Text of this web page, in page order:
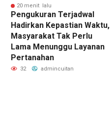
20 menit lalu
Pengukuran Terjadwal
Hadirkan Kepastian Waktu,
Masyarakat Tak Perlu
Lama Menunggu Layanan
Pertanahan
32 admincuitan